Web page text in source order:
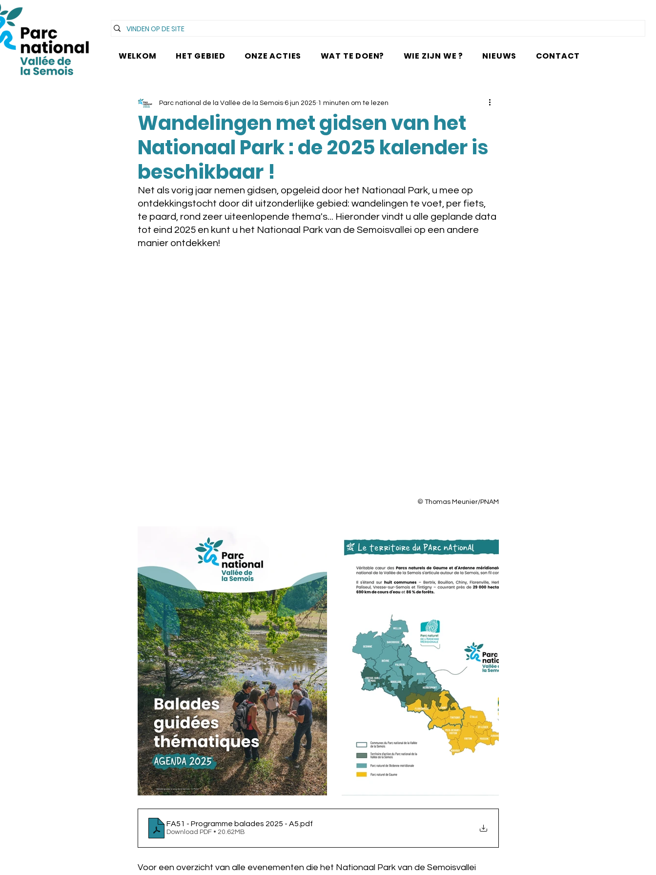
WELKOM HET GEBIED ONZE ACTIES WAT TE DOEN? WIE ZIJN WE ? NIEUWS CONTACT
Wandelingen met gidsen van het
Nationaal Park : de 2025 kalender is
beschikbaar !
Parc national de la Vallée de la Semois 6 jun 2025 1 minuten om te lezen
Net als vorig jaar nemen gidsen, opgeleid door het Nationaal Park, u mee op
ontdekkingstocht door dit uitzonderlijke gebied: wandelingen te voet, per fiets,
te paard, rond zeer uiteenlopende thema's... Hieronder vindt u alle geplande data
tot eind 2025 en kunt u het Nationaal Park van de Semoisvallei op een andere
manier ontdekken!
© Thomas Meunier/PNAM
FA51 - Programme balades 2025 - A5.pdf
Download PDF • 20.62MB
Voor een overzicht van alle evenementen die het Nationaal Park van de Semoisvallei